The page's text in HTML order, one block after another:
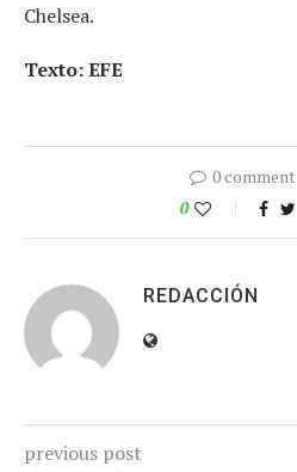
Chelsea.
Texto: EFE
0 comment
0
REDACCIÓN
previous post